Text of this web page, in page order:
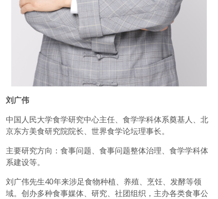
刘广伟
中国人民大学食学研究中心主任、食学学科体系奠基人、北
京东方美食研究院院长、世界食学论坛理事长。
主要研究方向：食事问题、食事问题整体治理、食学学科体
系建设等。
刘广伟先生40年来涉足食物种植、养殖、烹饪、发酵等领
域。创办多种食事媒体、研究、社团组织，主办各类食事公